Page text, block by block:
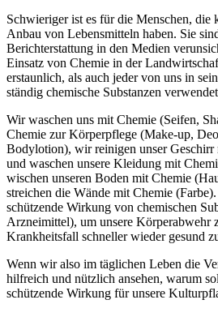
Schwieriger ist es für die Menschen, die
Anbau von Lebensmitteln haben. Sie
Berichterstattung in den Medien
Einsatz von Chemie in der
erstaunlich, als auch jeder von uns in
ständig chemische Substanzen
Wir waschen uns mit Chemie (Seifen,
Chemie zur Körperpflege (Make-up,
Bodylotion), wir reinigen unser
und waschen unsere Kleidung mit
wischen unseren Boden mit Chemie
streichen die Wände mit Chemie
schützende Wirkung von chemischen
Arzneimittel), um unsere Körperabwehr
Krankheitsfall schneller wieder gesund
Wenn wir also im täglichen Leben die
hilfreich und nützlich ansehen, warum
schützende Wirkung für unsere